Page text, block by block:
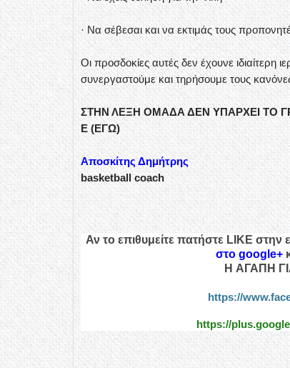
· Να σέβεσαι και να εκτιμάς τους
Οι προσδοκίες αυτές δεν έχουνε ιδιαίτερη
συνεργαστούμε και τηρήσουμε τους
ΣΤΗΝ ΛΕΞΗ ΟΜΑΔΑ ΔΕΝ ΥΠΑΡΧΕΙ ΤΟ
Ε (ΕΓΩ)
Αποσκίτης Δημήτρης
basketball coach
Αν το επιθυμείτε πατήστε LIKE στην
στο google+
H ΑΓΑΠΗ
https://
https://